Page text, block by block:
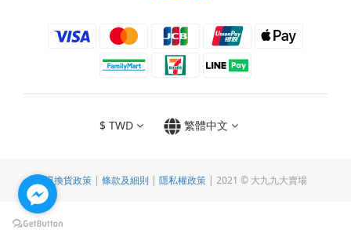
$ TWD 繁體中文
退換貨政策| 條款及細則 | 隱私權政策| 2021 © 大九九大賣場